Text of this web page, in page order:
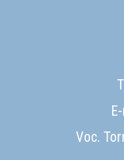
Voc.